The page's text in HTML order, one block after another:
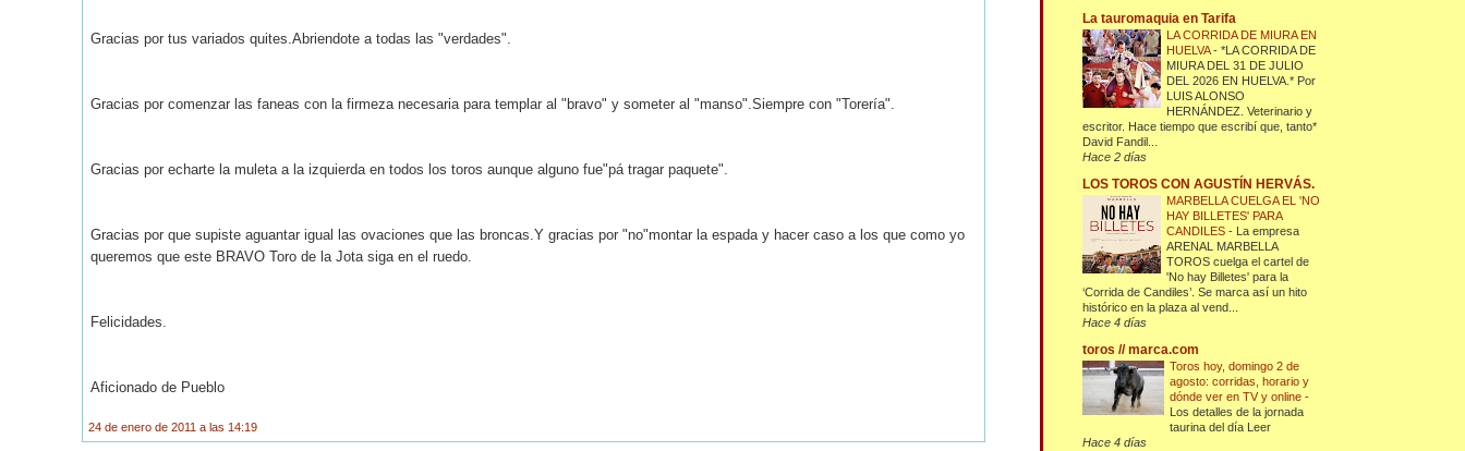
Gracias por tus variados quites.Abriendote a todas las "verdades".
Gracias por comenzar las faneas con la firmeza necesaria para templar al "bravo" y someter al "manso".Siempre con "Torería".
Gracias por echarte la muleta a la izquierda en todos los toros aunque alguno fue"pá tragar paquete".
Gracias por que supiste aguantar igual las ovaciones que las broncas.Y gracias por "no"montar la espada y hacer caso a los que como yo
queremos que este BRAVO Toro de la Jota siga en el ruedo.
Felicidades.
Aficionado de Pueblo
24 de enero de 2011 a las 14:19
La tauromaquia en Tarifa
LA CORRIDA DE MIURA EN
HUELVA-*LA CORRIDA DE
MIURA DEL 31 DE JULIO
DEL 2026 EN HUELVA.* Por
LUIS ALONSO
HERNÁNDEZ. Veterinario y
escritor. Hace tiempo que escribí que, tanto*
David Fandil...
Hace 2 días
LOS TOROS CON AGUSTÍN HERVÁS.
MARBELLA CUELGA EL 'NO
HAY BILLETES' PARA
CANDILES- La empresa
ARENAL MARBELLA
TOROS cuelga el cartel de
'No hay Billetes' para la
‘Corrida de Candiles’. Se marca así un hito
histórico en la plaza al vend...
Hace 4 días
toros // marca.com
Toros hoy, domingo 2 de
agosto: corridas, horario y
dónde ver en TV y online-
Los detalles de la jornada
taurina del día Leer
Hace 4 días